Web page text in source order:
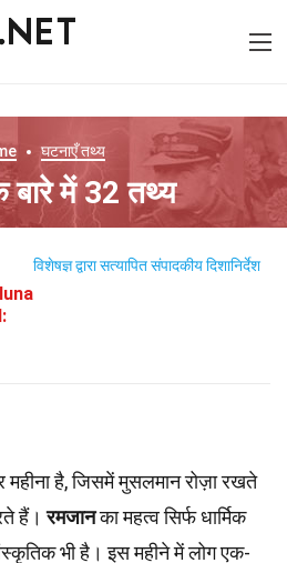
घटनाएँतथ्य
बारे में 32 तथ्य
विशेषज्ञ द्वारा सत्यापितसंपादकीय दिशानिर्देश
महीना है, जिसमें मुसलमान रोज़ा रखते
हैं।रमजानका महत्व सिर्फ धार्मिक
भी है। इस महीने में लोग एक-